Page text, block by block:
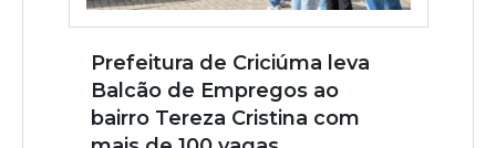
Prefeitura de Criciúma leva
Balcão de Empregos ao
bairro Tereza Cristina com